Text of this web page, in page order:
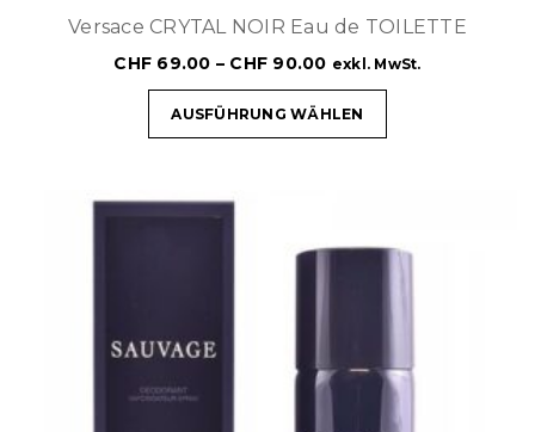
Versace CRYTAL NOIR Eau de TOILETTE
CHF 69.00 – CHF 90.00 exkl. MwSt.
AUSFÜHRUNG WÄHLEN